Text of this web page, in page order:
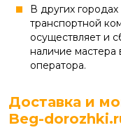
В других
транспортной
осуществляет и
наличие
оператора.
Доставка и
Beg-